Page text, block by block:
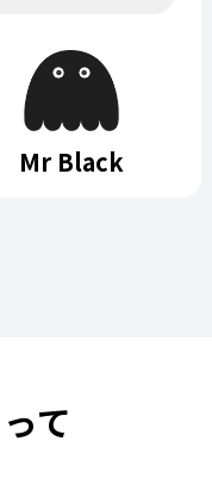
Mr Black
って